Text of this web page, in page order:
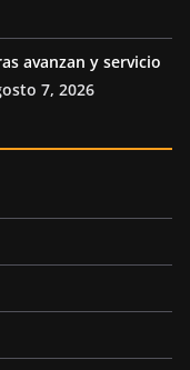
avanzan y servicio
7, 2026